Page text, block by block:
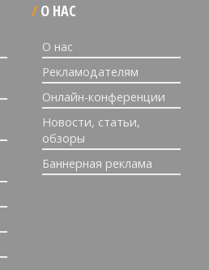
О НАС
О нас
Рекламодателям
Онлайн-конференции
Новости, статьи,
обзоры
Баннерная реклама